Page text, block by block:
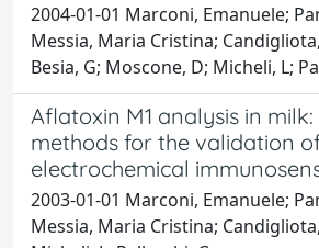
2004-01-01 Marconi, Emanuele;
Messia, Maria Cristina;
Besia, G; Moscone, D; Micheli, L;
Aflatoxin M1 analysis in
methods for the validation
electrochemical
2003-01-01 Marconi, Emanuele;
Messia, Maria Cristina;